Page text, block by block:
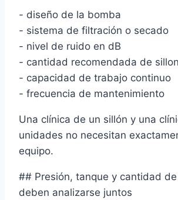
- diseño de la bomba
- sistema de filtración o secado
- nivel de ruido en dB
- cantidad recomendada de
- capacidad de trabajo continuo
- frecuencia de mantenimiento
Una clínica de un sillón y una
unidades no necesitan
equipo.
## Presión, tanque y cantidad
deben analizarse juntos